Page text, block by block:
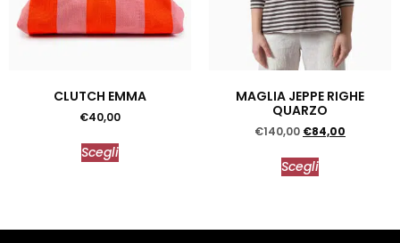
CLUTCH EMMA
€40,00
Scegli
MAGLIA JEPPE RIGHE
QUARZO
€140,00 €84,00
Scegli